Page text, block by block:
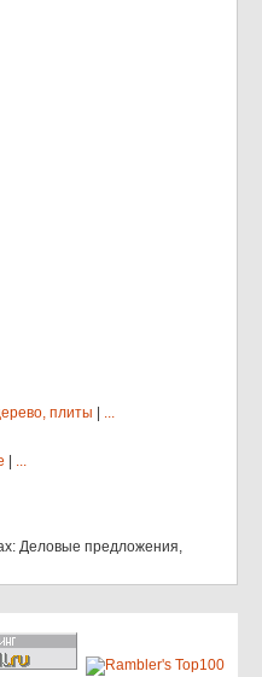
плиты
...
...
Деловые предложения,